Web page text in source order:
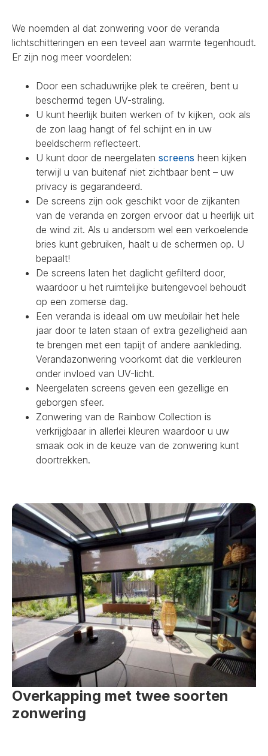
We noemden al dat zonwering voor de veranda
lichtschitteringen en een teveel aan warmte tegenhoudt.
Er zijn nog meer voordelen:
Door een schaduwrijke plek te creëren, bent u
beschermd tegen UV-straling.
U kunt heerlijk buiten werken of tv kijken, ook als
de zon laag hangt of fel schijnt en in uw
beeldscherm reflecteert.
U kunt door de neergelaten screens heen kijken
terwijl u van buitenaf niet zichtbaar bent – uw
privacy is gegarandeerd.
De screens zijn ook geschikt voor de zijkanten
van de veranda en zorgen ervoor dat u heerlijk uit
de wind zit. Als u andersom wel een verkoelende
bries kunt gebruiken, haalt u de schermen op. U
bepaalt!
De screens laten het daglicht gefilterd door,
waardoor u het ruimtelijke buitengevoel behoudt
op een zomerse dag.
Een veranda is ideaal om uw meubilair het hele
jaar door te laten staan of extra gezelligheid aan
te brengen met een tapijt of andere aankleding.
Verandazonwering voorkomt dat die verkleuren
onder invloed van UV-licht.
Neergelaten screens geven een gezellige en
geborgen sfeer.
Zonwering van de Rainbow Collection is
verkrijgbaar in allerlei kleuren waardoor u uw
smaak ook in de keuze van de zonwering kunt
doortrekken.
Overkapping met twee soorten
zonwering